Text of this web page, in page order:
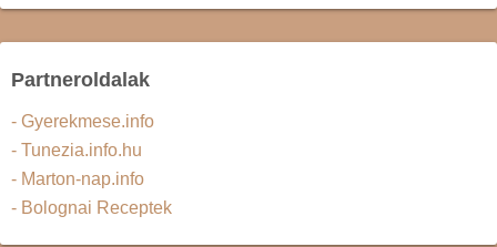
Partneroldalak
- Gyerekmese.info
- Tunezia.info.hu
- Marton-nap.info
- Bolognai Receptek